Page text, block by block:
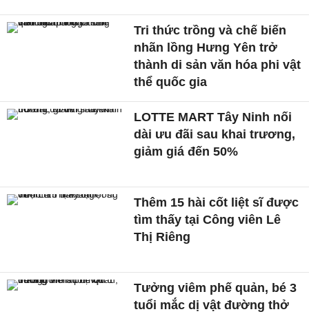
Tri thức trồng và chế biến
nhãn lồng Hưng Yên trở
thành di sản văn hóa phi vật
thể quốc gia
LOTTE MART Tây Ninh nối
dài ưu đãi sau khai trương,
giảm giá đến 50%
Thêm 15 hài cốt liệt sĩ được
tìm thấy tại Công viên Lê
Thị Riêng
Tưởng viêm phế quản, bé 3
tuổi mắc dị vật đường thở